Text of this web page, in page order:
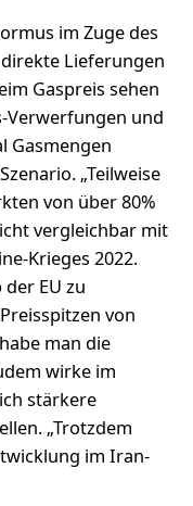
im Zuge des
Lieferungen
Gaspreis sehen
Verwerfungen und
Gasmengen
„Teilweise
von über 80%
vergleichbar mit
Krieges 2022.
EU zu
von
man die
wirke im
stärkere
„Trotzdem
im Iran-